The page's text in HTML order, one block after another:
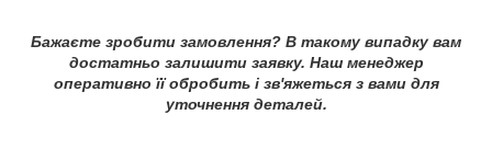
Бажаєте зробити замовлення? В такому випадку вам
достатньо залишити заявку. Наш менеджер
оперативно її обробить і зв'яжеться з вами для
уточнення деталей.